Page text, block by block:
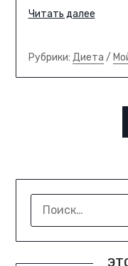
Читать далее
Рубрики: Диета /